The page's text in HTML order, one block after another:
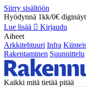
Siirry sisältöön
Hyödynnä 1kk/0€
Lue lisää
Kirjaudu
Aiheet
Arkkitehtuuri Infra
Rakentaminen Suunnittelu
Kaikki mitä tietää pitää